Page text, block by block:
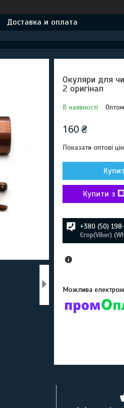
Доставка и оплата
Окуляри для
2 оригінал
В наявності
160 ₴
Показати оптові
Купити з
+380 (50)
Єгор(Viber)